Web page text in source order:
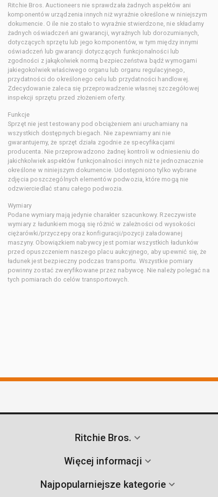
Ritchie Bros. Auctioneers nie sprawdzała żadnych aspektów ani
komponentów urządzenia innych niż wyraźnie określone w niniejszym
dokumencie. O ile nie zostało to wyraźnie stwierdzone, nie składamy
żadnych oświadczeń ani gwarancji, wyraźnych lub dorozumianych,
dotyczących sprzętu lub jego komponentów, w tym między innymi
oświadczeń lub gwarancji dotyczących funkcjonalności lub
zgodności z jakąkolwiek normą bezpieczeństwa bądź wymogami
jakiegokolwiek właściwego organu lub organu regulacyjnego,
przydatności do określonego celu lub przydatności handlowej.
Zdecydowanie zaleca się przeprowadzenie własnej szczegółowej
inspekcji sprzętu przed złożeniem oferty.
Funkcje
Sprzęt nie jest testowany pod obciążeniem ani uruchamiany na
wszystkich dostępnych biegach. Nie zapewniamy ani nie
gwarantujemy, że sprzęt działa zgodnie ze specyfikacjami
producenta. Nie przeprowadzono żadnej kontroli w odniesieniu do
jakichkolwiek aspektów funkcjonalności innych niż te jednoznacznie
określone w niniejszym dokumencie. Udostępniono tylko wybrane
zdjęcia poszczególnych elementów podwozia, które mogą nie
odzwierciedlać stanu całego podwozia.
Wymiary
Podane wymiary mają jedynie charakter szacunkowy. Rzeczywiste
wymiary z ładunkiem mogą się różnić w zależności od wysokości
ciężarówki/przyczepy oraz konfiguracji/pozycji załadowanej
maszyny. Obowiązkiem nabywcy jest pomiar wszystkich ładunków
przed opuszczeniem naszego placu aukcyjnego, aby upewnić się, że
ładunek jest bezpieczny podczas transportu. Wszystkie pomiary
powinny zostać zweryfikowane przez nabywcę. Nie należy polegać na
tych pomiarach do celów transportowych.
Ritchie Bros.
Więcej informacji
Najpopularniejsze kategorie